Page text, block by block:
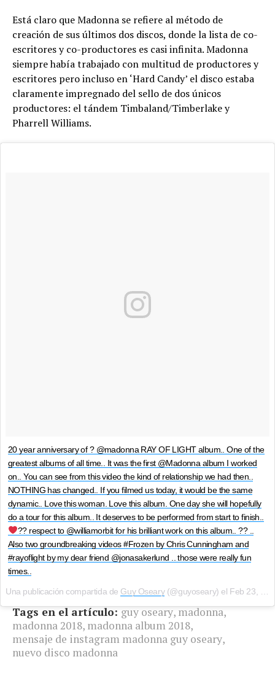
Está claro que Madonna se refiere al método de
creación de sus últimos dos discos, donde la lista de co-
escritores y co-productores es casi infinita. Madonna
siempre había trabajado con multitud de productores y
escritores pero incluso en ‘Hard Candy’ el disco estaba
claramente impregnado del sello de dos únicos
productores: el tándem Timbaland/Timberlake y
Pharrell Williams.
20 year anniversary of ? @madonna RAY OF LIGHT album.. One of the
greatest albums of all time.. It was the first @Madonna album I worked
on.. You can see from this video the kind of relationship we had then..
NOTHING has changed.. If you filmed us today, it would be the same
dynamic.. Love this woman. Love this album. One day she will hopefully
do a tour for this album.. It deserves to be performed from start to finish..
?? respect to @williamorbit for his brilliant work on this album.. ?? ..
Also two groundbreaking videos #Frozen by Chris Cunningham and
#rayoflight by my dear friend @jonasakerlund .. those were really fun
times..
Una publicación compartida de Guy Oseary(@guyoseary) el Feb 23, 2018 at 7:54 PST
Tags en el artículo: guy oseary, madonna,
madonna 2018, madonna album 2018,
mensaje de instagram madonna guy oseary,
nuevo disco madonna